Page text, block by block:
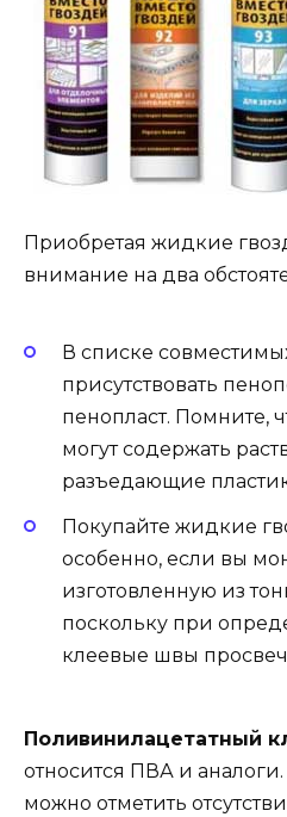
Приобретая жидкие
внимание на два
В списке
присутствовать
пенопласт. Помните,
могут содержать
разъедающие
Покупайте жидкие
особенно, если вы
изготовленную из
поскольку при
клеевые швы
Поливинилацетатный
относится ПВА и
можно отметить